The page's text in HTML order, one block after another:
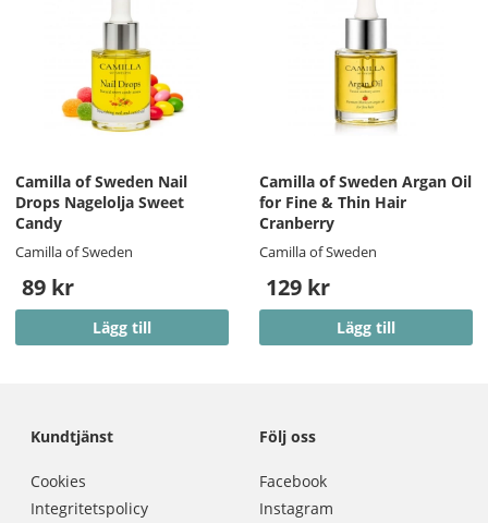
Camilla of Sweden Nail
Drops Nagelolja Sweet
Candy
Camilla of Sweden
89 kr
Lägg till
Camilla of Sweden Argan Oil
for Fine & Thin Hair
Cranberry
Camilla of Sweden
129 kr
Lägg till
Kundtjänst
Cookies
Integritetspolicy
Följ oss
Facebook
Instagram